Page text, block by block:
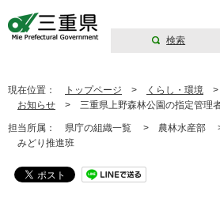
検索
現在位置： トップページ > くらし・環境 >
お知らせ > 三重県上野森林公園の指定管理
担当所属： 県庁の組織一覧 > 農林水産部
みどり推進班